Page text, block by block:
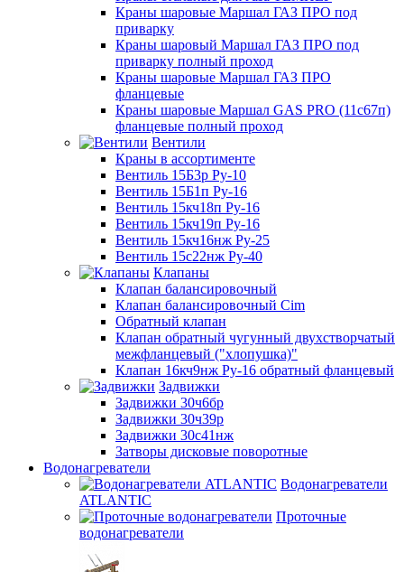
Краны шаровые Маршал ГАЗ ПРО под
приварку
Краны шаровый Маршал ГАЗ ПРО под
приварку полный проход
Краны шаровые Маршал ГАЗ ПРО
фланцевые
Краны шаровые Маршал GAS PRO (11с67п)
фланцевые полный проход
Вентили
Краны в ассортименте
Вентиль 15Б3р Ру-10
Вентиль 15Б1п Ру-16
Вентиль 15кч18п Ру-16
Вентиль 15кч19п Ру-16
Вентиль 15кч16нж Ру-25
Вентиль 15с22нж Ру-40
Клапаны
Клапан балансировочный
Клапан балансировочный Cim
Обратный клапан
Клапан обратный чугунный двухстворчатый
межфланцевый ("хлопушка)"
Клапан 16кч9нж Ру-16 обратный фланцевый
Задвижки
Задвижки 30ч6бр
Задвижки 30ч39р
Задвижки 30с41нж
Затворы дисковые поворотные
Водонагреватели
Водонагреватели
ATLANTIC
Проточные
водонагреватели